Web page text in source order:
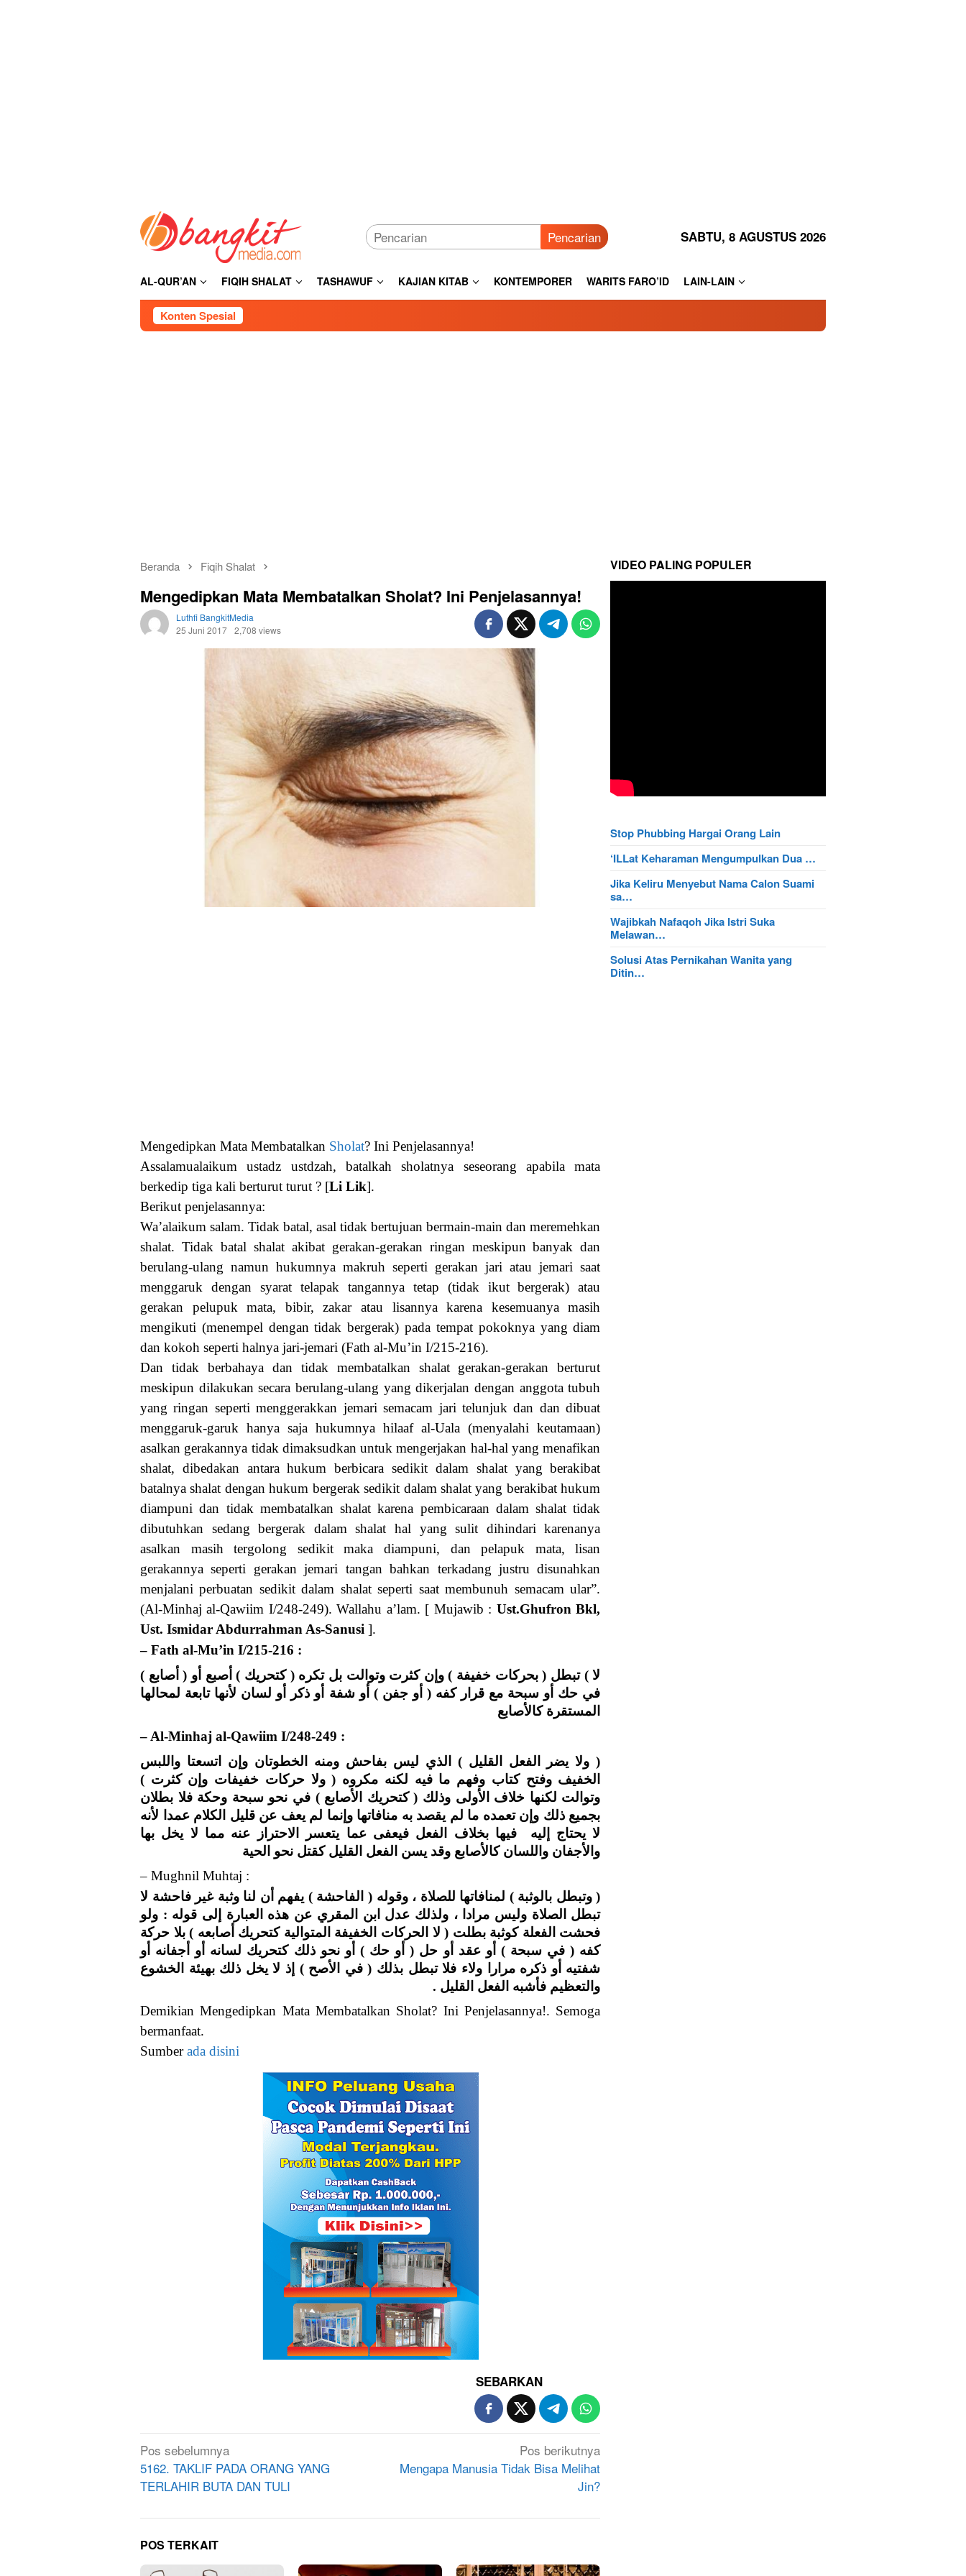
Pencarian SABTU, 8 AGUSTUS 2026
AL-QUR’AN FIQIH SHALAT TASHAWUF KAJIAN KITAB KONTEMPORER WARITS FARO’ID LAIN-LAIN
Konten Spesial
Beranda Fiqih Shalat
Mengedipkan Mata Membatalkan Sholat? Ini Penjelasannya!
Luthfi BangkitMedia
25 Juni 2017 2,708 views
Mengedipkan Mata Membatalkan Sholat? Ini Penjelasannya!
Assalamualaikum ustadz ustdzah, batalkah sholatnya seseorang apabila mata
berkedip tiga kali berturut turut ? [Li Lik].
Berikut penjelasannya:
Wa’alaikum salam. Tidak batal, asal tidak bertujuan bermain-main dan meremehkan
shalat. Tidak batal shalat akibat gerakan-gerakan ringan meskipun banyak dan
berulang-ulang namun hukumnya makruh seperti gerakan jari atau jemari saat
menggaruk dengan syarat telapak tangannya tetap (tidak ikut bergerak) atau
gerakan pelupuk mata, bibir, zakar atau lisannya karena kesemuanya masih
mengikuti (menempel dengan tidak bergerak) pada tempat pokoknya yang diam
dan kokoh seperti halnya jari-jemari (Fath al-Mu’in I/215-216).
Dan tidak berbahaya dan tidak membatalkan shalat gerakan-gerakan berturut
meskipun dilakukan secara berulang-ulang yang dikerjalan dengan anggota tubuh
yang ringan seperti menggerakkan jemari semacam jari telunjuk dan dan dibuat
menggaruk-garuk hanya saja hukumnya hilaaf al-Uala (menyalahi keutamaan)
asalkan gerakannya tidak dimaksudkan untuk mengerjakan hal-hal yang menafikan
shalat, dibedakan antara hukum berbicara sedikit dalam shalat yang berakibat
batalnya shalat dengan hukum bergerak sedikit dalam shalat yang berakibat hukum
diampuni dan tidak membatalkan shalat karena pembicaraan dalam shalat tidak
dibutuhkan sedang bergerak dalam shalat hal yang sulit dihindari karenanya
asalkan masih tergolong sedikit maka diampuni, dan pelapuk mata, lisan
gerakannya seperti gerakan jemari tangan bahkan terkadang justru disunahkan
menjalani perbuatan sedikit dalam shalat seperti saat membunuh semacam ular”.
(Al-Minhaj al-Qawiim I/248-249). Wallahu a’lam. [ Mujawib : Ust.Ghufron Bkl,
Ust. Ismidar Abdurrahman As-Sanusi ].
– Fath al-Mu’in I/215-216 :
لا ) تبطل ( بحركات خفيفة ) وإن كثرت وتوالت بل تكره ( كتحريك ) أصبع أو ( أصابع )
في حك أو سبحة مع قرار كفه ( أو جفن ) أو شفة أو ذكر أو لسان لأنها تابعة لمحالها
المستقرة كالأصابع
– Al-Minhaj al-Qawiim I/248-249 :
( ولا يضر الفعل القليل ) الذي ليس بفاحش ومنه الخطوتان وإن اتسعتا واللبس
الخفيف وفتح كتاب وفهم ما فيه لكنه مكروه ( ولا حركات خفيفات وإن كثرت )
وتوالت لكنها خلاف الأولى وذلك ( كتحريك الأصابع ) في نحو سبحة وحكة فلا بطلان
بجميع ذلك وإن تعمده ما لم يقصد به منافاتها وإنما لم يعف عن قليل الكلام عمدا لأنه
لا يحتاج إليه فيها بخلاف الفعل فيعفى عما يتعسر الاحتراز عنه مما لا يخل بها
والأجفان واللسان كالأصابع وقد يسن الفعل القليل كقتل نحو الحية
– Mughnil Muhtaj :
( وتبطل بالوثبة ) لمنافاتها للصلاة ، وقوله ( الفاحشة ) يفهم أن لنا وثبة غير فاحشة لا
تبطل الصلاة وليس مرادا ، ولذلك عدل ابن المقري عن هذه العبارة إلى قوله : ولو
فحشت الفعلة كوثبة بطلت ( لا الحركات الخفيفة المتوالية كتحريك أصابعه ) بلا حركة
كفه ( في سبحة ) أو عقد أو حل ( أو حك ) أو نحو ذلك كتحريك لسانه أو أجفانه أو
شفتيه أو ذكره مرارا ولاء فلا تبطل بذلك ( في الأصح ) إذ لا يخل ذلك بهيئة الخشوع
والتعظيم فأشبه الفعل القليل .
Demikian Mengedipkan Mata Membatalkan Sholat? Ini Penjelasannya!. Semoga
bermanfaat.
Sumberada disini
SEBARKAN
Navigasi
pos
Pos sebelumnya
5162. TAKLIF PADA ORANG YANG
TERLAHIR BUTA DAN TULI
Pos berikutnya
Mengapa Manusia Tidak Bisa Melihat
Jin?
POS TERKAIT
VIDEO PALING POPULER
Stop Phubbing Hargai Orang Lain
‘ILLat Keharaman Mengumpulkan Dua …
Jika Keliru Menyebut Nama Calon Suami
sa…
Wajibkah Nafaqoh Jika Istri Suka
Melawan…
Solusi Atas Pernikahan Wanita yang
Ditin…